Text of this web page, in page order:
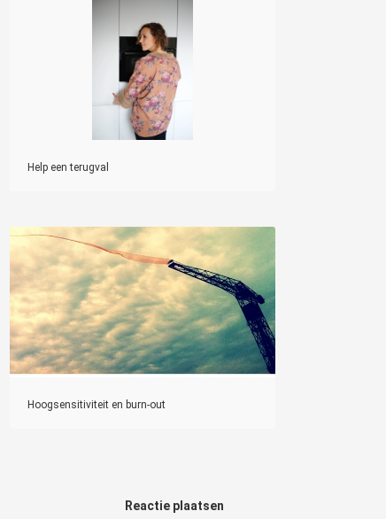
Help een terugval
Hoogsensitiviteit en burn-out
Reactie plaatsen